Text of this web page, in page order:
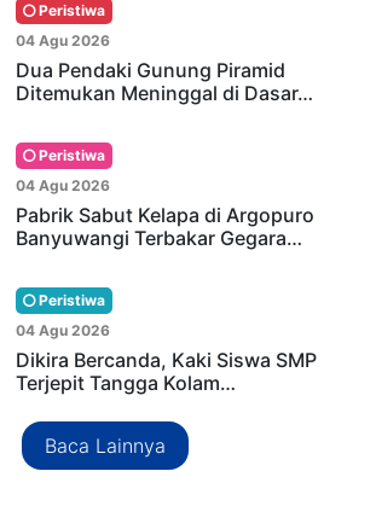
Peristiwa
04 Agu 2026
Dua Pendaki Gunung Piramid
Ditemukan Meninggal di Dasar…
Peristiwa
04 Agu 2026
Pabrik Sabut Kelapa di Argopuro
Banyuwangi Terbakar Gegara…
Peristiwa
04 Agu 2026
Dikira Bercanda, Kaki Siswa SMP
Terjepit Tangga Kolam…
Baca Lainnya